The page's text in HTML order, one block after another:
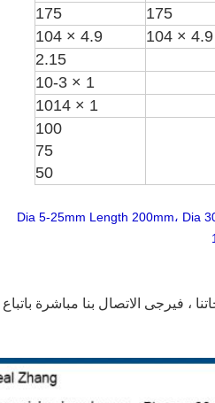
175
175
4.9 × 104
4.9 × 104
2.15
1 × 10
-3
1 × 10
14
100
75
50
، فيرجى الاتصال بنا مباشرة